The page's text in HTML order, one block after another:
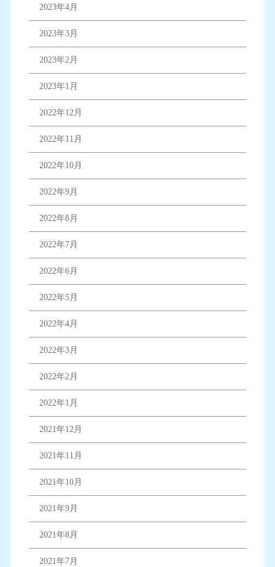
2023年4月
2023年3月
2023年2月
2023年1月
2022年12月
2022年11月
2022年10月
2022年9月
2022年8月
2022年7月
2022年6月
2022年5月
2022年4月
2022年3月
2022年2月
2022年1月
2021年12月
2021年11月
2021年10月
2021年9月
2021年8月
2021年7月